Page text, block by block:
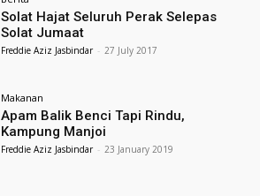
Solat Hajat Seluruh Perak Selepas
Solat Jumaat
Freddie Aziz Jasbindar - 27 July 2017
Makanan
Apam Balik Benci Tapi Rindu,
Kampung Manjoi
Freddie Aziz Jasbindar - 23 January 2019